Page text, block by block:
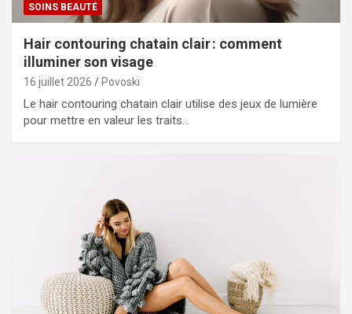
SOINS BEAUTÉ
Hair contouring chatain clair : comment
illuminer son visage
16 juillet 2026 Povoski
Le hair contouring chatain clair utilise des jeux de lumière
pour mettre en valeur les traits…